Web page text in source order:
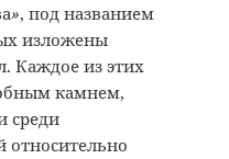
», под названием
изложены
Каждое из этих
камнем,
среди
относительно